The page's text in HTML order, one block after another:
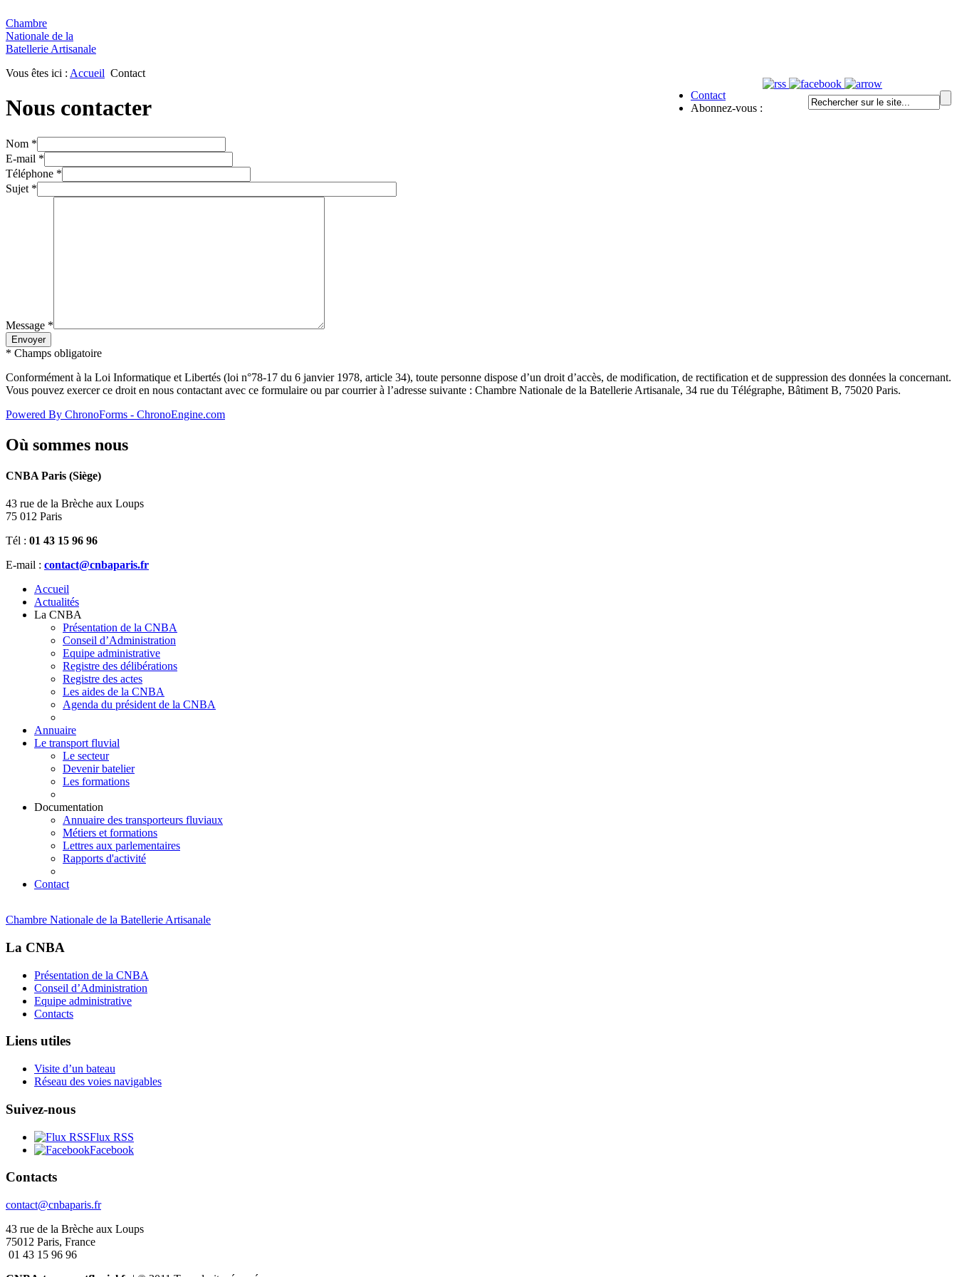
Chambre
Nationale de la
Batellerie Artisanale
Contact
Abonnez-vous :
Vous êtes ici : Accueil Contact
Nous contacter
Nom *
E-mail *
Téléphone *
Sujet *
Message *
* Champs obligatoire
Conformément à la Loi Informatique et Libertés (loi n°78-17 du 6 janvier 1978, article 34), toute personne dispose d’un droit d’accès, de modification, de rectification et de suppression des données la concernant.
Vous pouvez exercer ce droit en nous contactant avec ce formulaire ou par courrier à l’adresse suivante : Chambre Nationale de la Batellerie Artisanale, 34 rue du Télégraphe, Bâtiment B, 75020 Paris.
Powered By ChronoForms - ChronoEngine.com
Où sommes nous
CNBA Paris (Siège)
43 rue de la Brèche aux Loups
75 012 Paris
Tél : 01 43 15 96 96
E-mail : contact@cnbaparis.fr
Accueil
Actualités
La CNBA
Présentation de la CNBA
Conseil d’Administration
Equipe administrative
Registre des délibérations
Registre des actes
Les aides de la CNBA
Agenda du président de la CNBA
Annuaire
Le transport fluvial
Le secteur
Devenir batelier
Les formations
Documentation
Annuaire des transporteurs fluviaux
Métiers et formations
Lettres aux parlementaires
Rapports d'activité
Contact
Chambre Nationale de la Batellerie Artisanale
La CNBA
Présentation de la CNBA
Conseil d’Administration
Equipe administrative
Contacts
Liens utiles
Visite d’un bateau
Réseau des voies navigables
Suivez-nous
Flux RSS
Facebook
Contacts
contact@cnbaparis.fr
43 rue de la Brèche aux Loups
75012 Paris, France
01 43 15 96 96